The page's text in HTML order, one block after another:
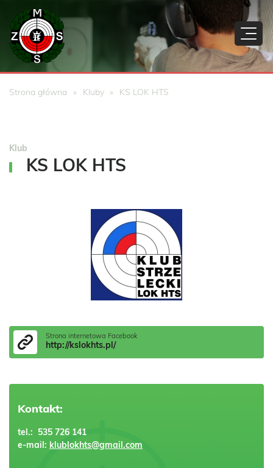
Strona główna Kluby KS LOK HTS
Klub
KS LOK HTS
Strona internetowa Facebook
http://kslokhts.pl/
Kontakt:
tel.: 535 726 141
e-mail: klublokhts@gmail.com